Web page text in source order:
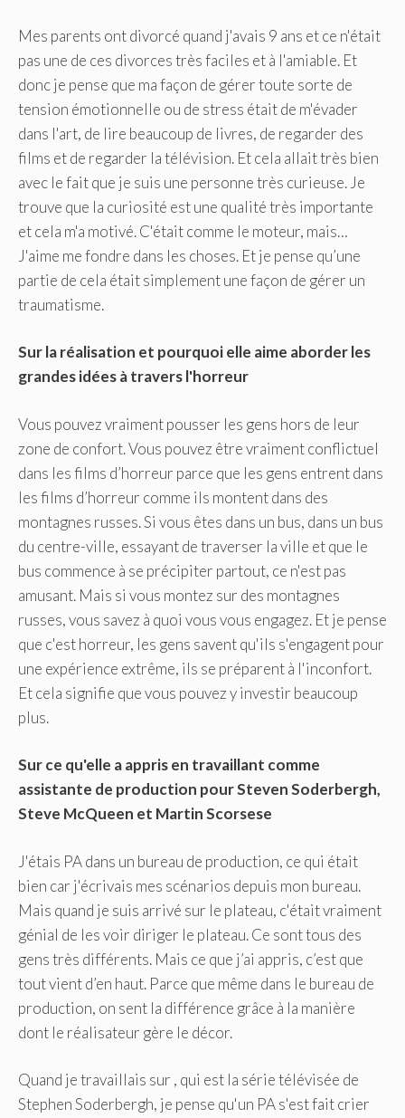
Mes parents ont divorcé quand j'avais 9 ans et ce n'était
pas une de ces divorces très faciles et à l'amiable. Et
donc je pense que ma façon de gérer toute sorte de
tension émotionnelle ou de stress était de m'évader
dans l'art, de lire beaucoup de livres, de regarder des
films et de regarder la télévision. Et cela allait très bien
avec le fait que je suis une personne très curieuse. Je
trouve que la curiosité est une qualité très importante
et cela m'a motivé. C'était comme le moteur, mais…
J'aime me fondre dans les choses. Et je pense qu’une
partie de cela était simplement une façon de gérer un
traumatisme.
Sur la réalisation et pourquoi elle aime aborder les
grandes idées à travers l'horreur
Vous pouvez vraiment pousser les gens hors de leur
zone de confort. Vous pouvez être vraiment conflictuel
dans les films d’horreur parce que les gens entrent dans
les films d’horreur comme ils montent dans des
montagnes russes. Si vous êtes dans un bus, dans un bus
du centre-ville, essayant de traverser la ville et que le
bus commence à se précipiter partout, ce n'est pas
amusant. Mais si vous montez sur des montagnes
russes, vous savez à quoi vous vous engagez. Et je pense
que c'est horreur, les gens savent qu'ils s'engagent pour
une expérience extrême, ils se préparent à l'inconfort.
Et cela signifie que vous pouvez y investir beaucoup
plus.
Sur ce qu'elle a appris en travaillant comme
assistante de production pourSteven Soderbergh,
Steve McQueen et Martin Scorsese
J'étais PA dans un bureau de production, ce qui était
bien car j'écrivais mes scénarios depuis mon bureau.
Mais quand je suis arrivé sur le plateau, c'était vraiment
génial de les voir diriger le plateau. Ce sont tous des
gens très différents. Mais ce que j’ai appris, c’est que
tout vient d’en haut. Parce que même dans le bureau de
production, on sent la différence grâce à la manière
dont le réalisateur gère le décor.
Quand je travaillais sur , qui est la série télévisée de
Stephen Soderbergh, je pense qu'un PA s'est fait crier